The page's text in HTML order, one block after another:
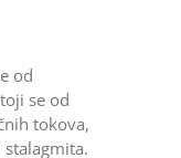
od
se od
tokova,